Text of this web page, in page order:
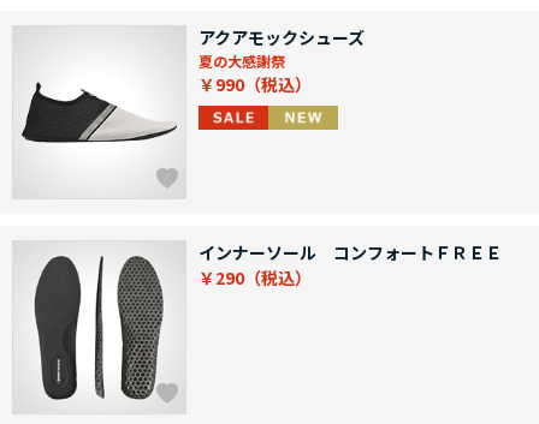
アクアモックシューズ
夏の大感謝祭
￥990
インナーソール コンフォートＦＲＥＥ
￥290